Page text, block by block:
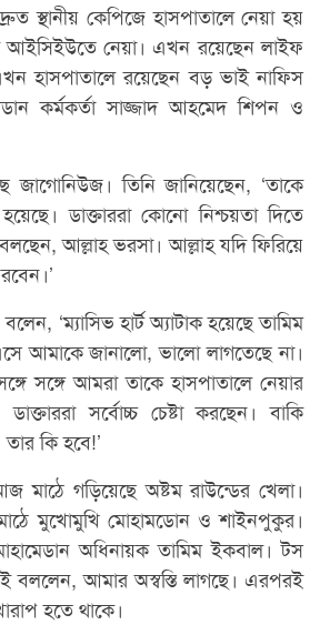
স্থানীয় কেপিজে হাসপাতালে নেয়া হয়
আইসিইউতে নেয়া। এখন রয়েছেন লাইফ
হাসপাতালে রয়েছেন বড় ভাই নাফিস
কর্মকর্তা সাজ্জাদ আহমেদ শিপন ও
জাগোনিউজ। তিনি জানিয়েছেন, ‘তাকে
ডাক্তাররা কোনো নিশ্চয়তা দিতে
আল্লাহ ভরসা। আল্লাহ যদি ফিরিয়ে
‘ম্যাসিভ হার্ট অ্যাটাক হয়েছে তামিম
আমাকে জানালো, ভালো লাগতেছে না।
সঙ্গে আমরা তাকে হাসপাতালে নেয়ার
সর্বোচ্চ চেষ্টা করছেন। বাকি
কি হবে!’
মাঠে গড়িয়েছে অষ্টম রাউন্ডের খেলা।
মুখোমুখি মোহামডোন ও শাইনপুকুর।
অধিনায়ক তামিম ইকবাল। টস
বললেন, আমার অস্বস্তি লাগছে। এরপরই
হতে থাকে।